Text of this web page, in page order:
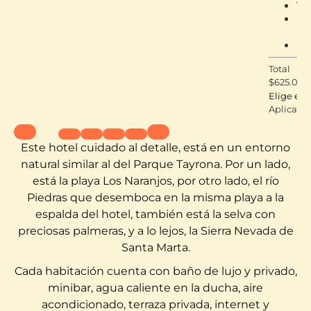
Total
$625.000
Elige
Aplica
Este hotel cuidado al detalle, está en un entorno
natural similar al del Parque Tayrona. Por un lado,
está la playa Los Naranjos, por otro lado, el río
Piedras que desemboca en la misma playa a la
espalda del hotel, también está la selva con
preciosas palmeras, y a lo lejos, la Sierra Nevada de
Santa Marta.
Cada habitación cuenta con baño de lujo y privado,
minibar, agua caliente en la ducha, aire
acondicionado, terraza privada, internet y